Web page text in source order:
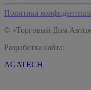
Политика
© «Торговый Дом
Разработка сайта:
AGATECH